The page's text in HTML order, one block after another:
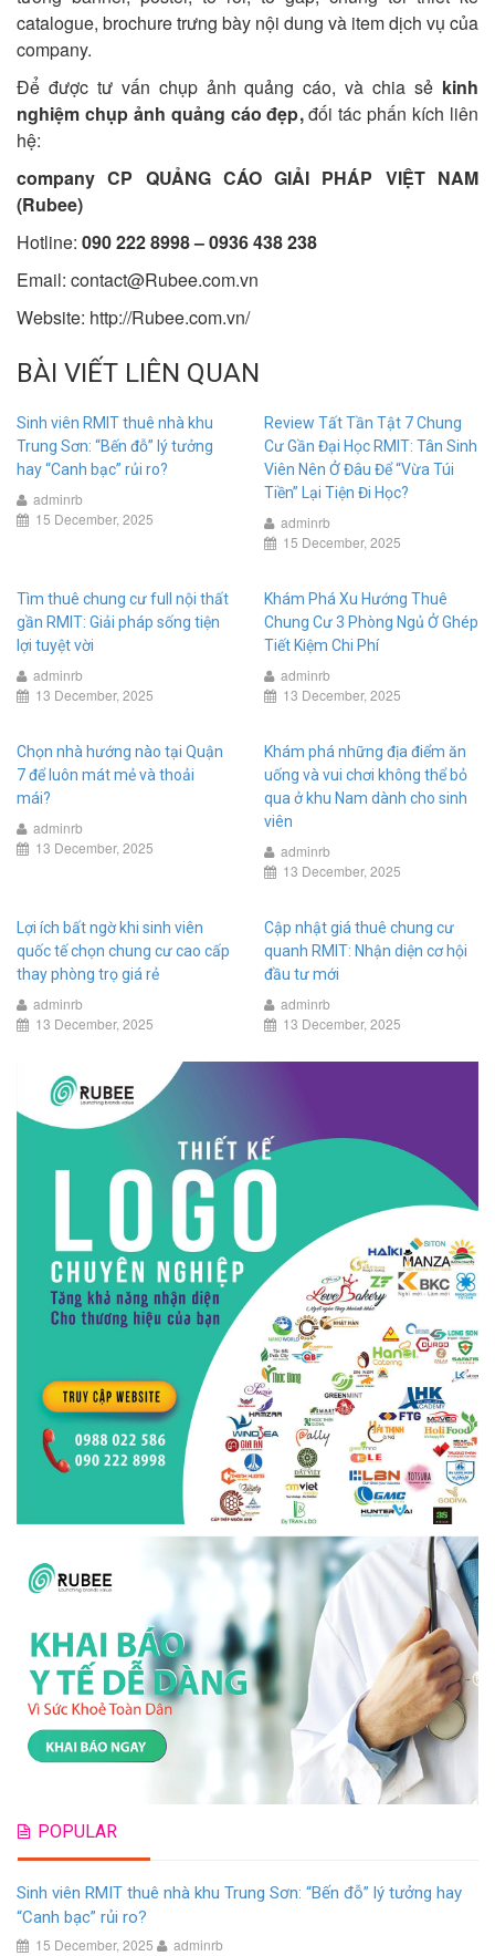
catalogue, brochure trưng bày nội dung và item dịch vụ của
company.
Để được tư vấn chụp ảnh quảng cáo, và chia sẻ kinh
nghiệm chụp ảnh quảng cáo đẹp,đối tác phấn kích liên
hệ:
company CP QUẢNG CÁO GIẢI PHÁP VIỆT NAM
(Rubee)
Hotline: 090 222 8998 – 0936 438 238
Email: contact@Rubee.com.vn
Website: http://Rubee.com.vn/
BÀI VIẾT LIÊN QUAN
Sinh viên RMIT thuê nhà khu
Trung Sơn: “Bến đỗ” lý tưởng
hay “Canh bạc” rủi ro?
adminrb
15 December, 2025
Review Tất Tần Tật 7 Chung
Cư Gần Đại Học RMIT: Tân Sinh
Viên Nên Ở Đâu Để “Vừa Túi
Tiền” Lại Tiện Đi Học?
adminrb
15 December, 2025
Tìm thuê chung cư full nội thất
gần RMIT: Giải pháp sống tiện
lợi tuyệt vời
adminrb
13 December, 2025
Khám Phá Xu Hướng Thuê
Chung Cư 3 Phòng Ngủ Ở Ghép
Tiết Kiệm Chi Phí
adminrb
13 December, 2025
Chọn nhà hướng nào tại Quận
7 để luôn mát mẻ và thoải
mái?
adminrb
13 December, 2025
Khám phá những địa điểm ăn
uống và vui chơi không thể bỏ
qua ở khu Nam dành cho sinh
viên
adminrb
13 December, 2025
Lợi ích bất ngờ khi sinh viên
quốc tế chọn chung cư cao cấp
thay phòng trọ giá rẻ
adminrb
13 December, 2025
Cập nhật giá thuê chung cư
quanh RMIT: Nhận diện cơ hội
đầu tư mới
adminrb
13 December, 2025
POPULAR
Sinh viên RMIT thuê nhà khu Trung Sơn: “Bến đỗ” lý tưởng hay
“Canh bạc” rủi ro?
15 December, 2025 adminrb